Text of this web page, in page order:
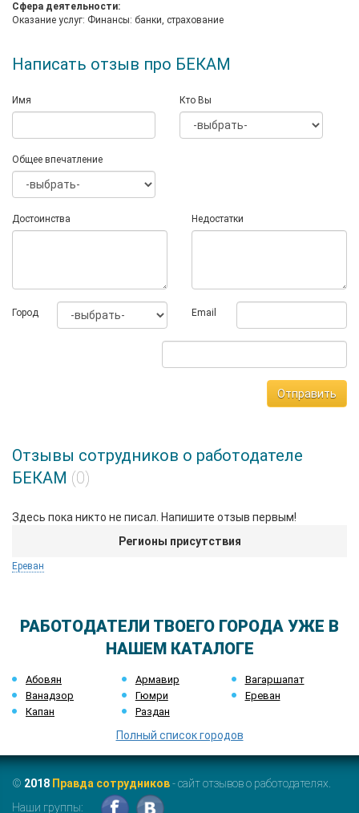
Сфера деятельности:
Оказание услуг: Финансы: банки, страхование
Написать отзыв про БЕКАМ
Имя Кто Вы
Общее впечатление
Достоинства Недостатки
Город Email
Отправить
Отзывы сотрудников о работодателе
БЕКАМ (0)
Здесь пока никто не писал. Напишите отзыв первым!
Регионы присутствия
Ереван
РАБОТОДАТЕЛИ ТВОЕГО ГОРОДА УЖЕ В
НАШЕМ КАТАЛОГЕ
Абовян Армавир
Вагаршапат
Ванадзор
Гюмри
Ереван
Капан
Раздан
Полный список городов
© 2018 Правда сотрудников- сайт отзывов о работодателях.
Наши группы: